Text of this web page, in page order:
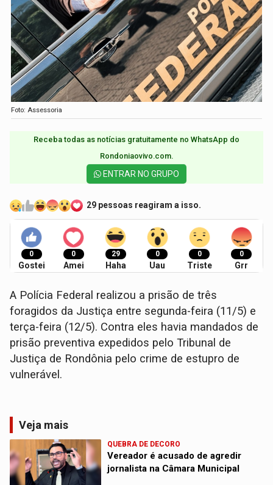
Foto: Assessoria
Receba todas as notícias gratuitamente no WhatsApp do
Rondoniaovivo.com.​
ENTRAR NO GRUPO
29 pessoas reagiram a isso.
0
Gostei
0
Amei
29
Haha
0
Uau
0
Triste
0
Grr
A Polícia Federal realizou a prisão de três
foragidos da Justiça entre segunda-feira (11/5) e
terça-feira (12/5). Contra eles havia mandados de
prisão preventiva expedidos pelo Tribunal de
Justiça de Rondônia pelo crime de estupro de
vulnerável.
Veja mais
QUEBRA DE DECORO
Vereador é acusado de agredir
jornalista na Câmara Municipal